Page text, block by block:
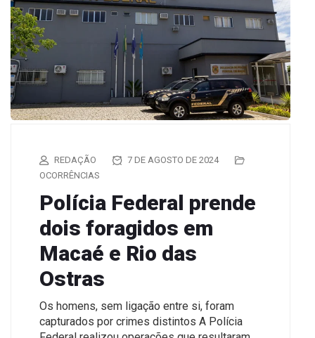
REDAÇÃO
7 DE AGOSTO DE 2024
OCORRÊNCIAS
Polícia Federal prende
dois foragidos em
Macaé e Rio das
Ostras
Os homens, sem ligação entre si, foram
capturados por crimes distintos A Polícia